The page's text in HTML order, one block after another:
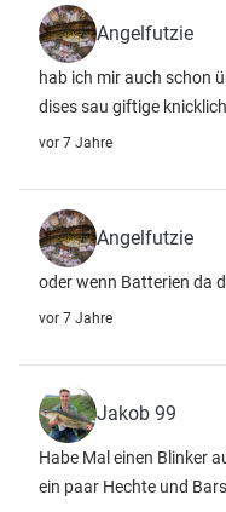
Angelfutzie
hab ich mir auch schon
dises sau giftige
vor 7 Jahre
Angelfutzie
oder wenn Batterien da
vor 7 Jahre
Jakob 99
Habe Mal einen Blinker
ein paar Hechte und